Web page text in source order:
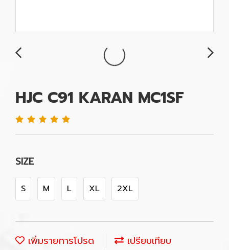
HJC C91 KARAN MC1SF
SIZE
S M L XL 2XL
เพิ่มรายการโปรด
เปรียบเทียบ